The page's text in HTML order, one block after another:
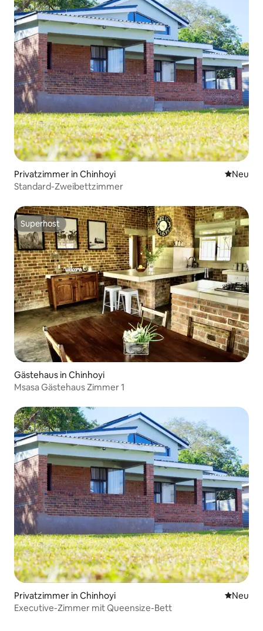
Privatzimmer in Chinhoyi Neue
Neu
Standard-Zweibettzimmer
Superhost
Superhost
Gästehaus in Chinhoyi
Msasa Gästehaus Zimmer 1
Privatzimmer in Chinhoyi Neue
Neu
Executive-Zimmer mit Queensize-Bett